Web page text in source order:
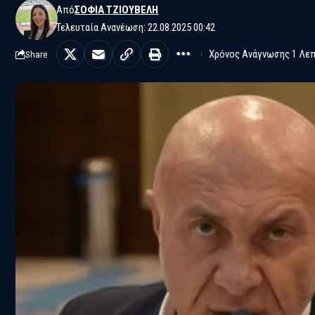
Τελευταία Ανανέωση: 22.08.2025 00:42
ΑπόΣΟΦΊΑ ΤΖΙΟΎΒΕΛΗ
Share Χρόνος Ανάγνωσης 1